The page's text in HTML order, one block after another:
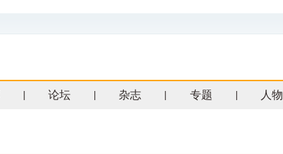
论坛 杂志 专题 人物